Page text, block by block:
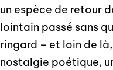
un espèce de retour
lointain passé sans
ringard – et loin de là,
nostalgie poétique,